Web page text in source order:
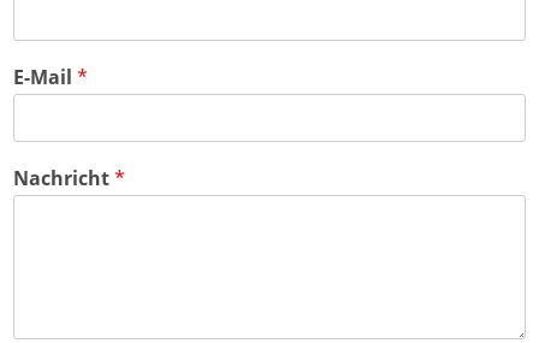
i
e
n
E-Mail *
Nachricht*